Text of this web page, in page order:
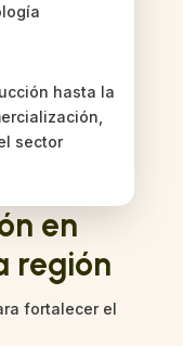
hasta la
sector
en
región
fortalecer el